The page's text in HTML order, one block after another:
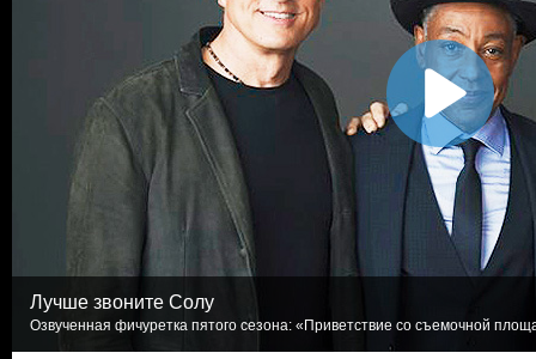
Лучше звоните Солу
Озвученная фичуретка пятого сезона: «Приветствие со съемочной